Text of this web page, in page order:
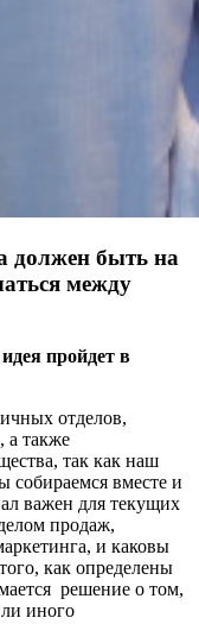
должен быть на
между
пройдет в
отделов,
а также
так как наш
вместе и
важен для текущих
продаж,
и каковы
как определены
решение о том,
иного